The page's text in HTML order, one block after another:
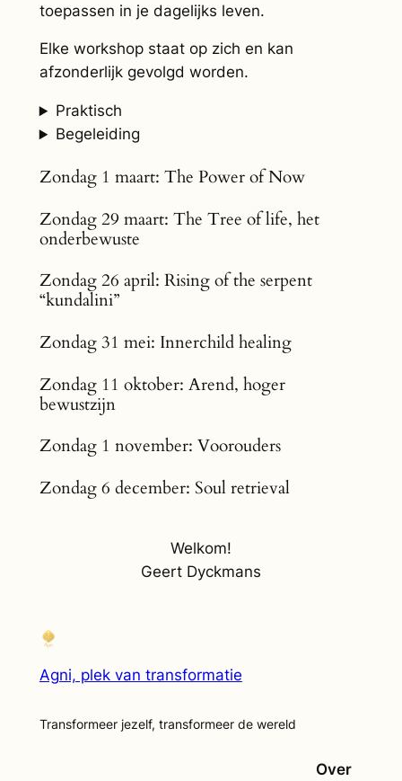
toepassen in je dagelijks leven.
Elke workshop staat op zich en kan
afzonderlijk gevolgd worden.
Praktisch
Begeleiding
Zondag 1 maart: The Power of Now
Zondag 29 maart: The Tree of life, het
onderbewuste
Zondag 26 april: Rising of the serpent
“kundalini”
Zondag 31 mei: Innerchild healing
Zondag 11 oktober: Arend, hoger
bewustzijn
Zondag 1 november: Voorouders
Zondag 6 december: Soul retrieval
Welkom!
Geert Dyckmans
Agni, plek van transformatie
Transformeer jezelf, transformeer de wereld
Over